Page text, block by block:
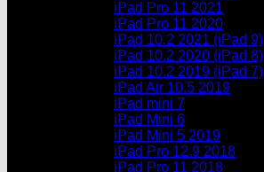
iPad Pro 11 2021
iPad Pro 11 2020
iPad 10.2 2021 (iPad 9)
iPad 10.2 2020 (iPad 8)
iPad 10.2 2019 (iPad 7)
iPad Air 10.5 2019
iPad mini 7
iPad Mini 6
iPad Mini 5 2019
iPad Pro 12.9 2018
iPad Pro 11 2018